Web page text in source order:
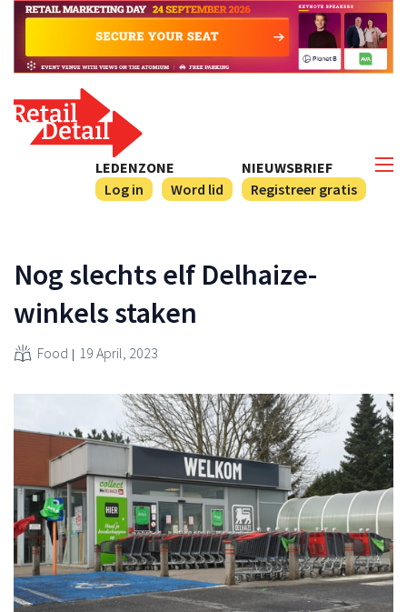
NIEUWSBRIEF
Registreer gratis
LEDENZONE
Log in
Word lid
Nog slechts elf Delhaize-
winkels staken
Food 19 April, 2023